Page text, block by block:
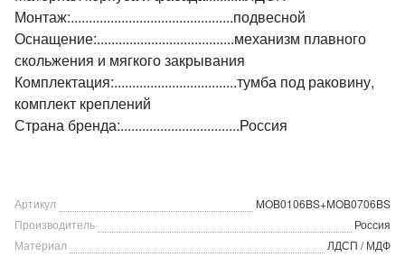
Монтаж:.............................................подвесной
Оснащение:......................................механизм плавного
скольжения и мягкого закрывания
Комплектация:..................................тумба под раковину,
комплект креплений
Страна бренда:.................................Россия
Артикул
MOB0106BS+MOB0706BS
Производитель
Россия
Материал
ЛДСП / МДФ